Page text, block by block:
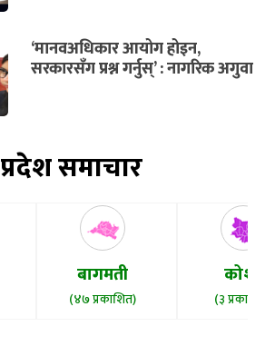
‘मानवअधिकार आयोग होइन,
सरकारसँग प्रश्न गर्नुस्’ : नागरिक अगुवा
प्रदेश समाचार
बागमती
(४७ प्रकाशित)
कोशी
(३ प्रकाशित)